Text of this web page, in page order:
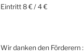
Eintritt 8 € / 4 €
Wir danken den Förderern :